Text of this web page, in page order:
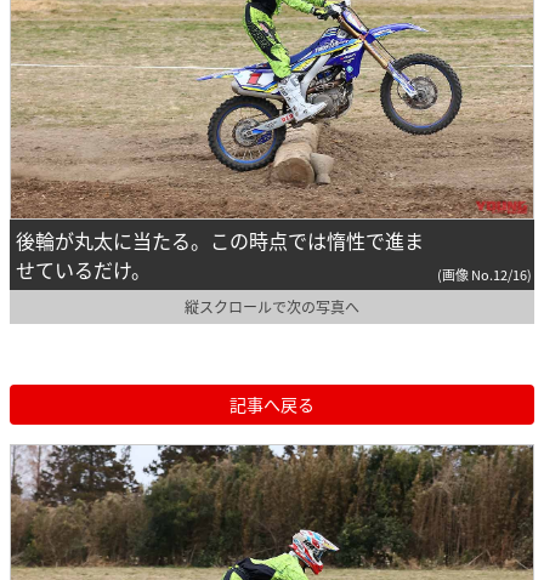
後輪が丸太に当たる。この時点では惰性で進ま
せているだけ。
(画像 No.12/16)
縦スクロールで次の写真へ
記事へ戻る